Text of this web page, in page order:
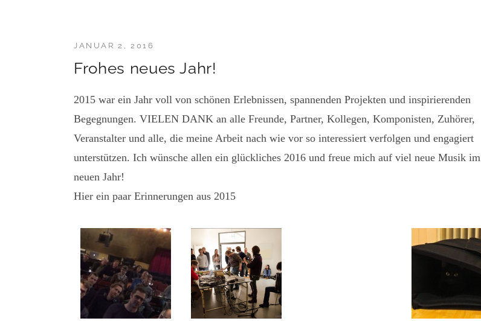
Frohes neues Jahr!
JANUAR 2, 2016
2015 war ein Jahr voll von schönen Erlebnissen, spannenden Projekten und inspirierenden
Begegnungen. VIELEN DANK an alle Freunde, Partner, Kollegen, Komponisten, Zuhörer,
Veranstalter und alle, die meine Arbeit nach wie vor so interessiert verfolgen und engagiert
unterstützen. Ich wünsche allen ein glückliches 2016 und freue mich auf viel neue Musik im
neuen Jahr!
Hier ein paar Erinnerungen aus 2015